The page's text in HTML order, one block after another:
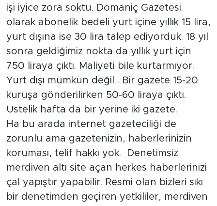
işi iyice zora soktu. Domaniç Gazetesi
olarak abonelik bedeli yurt içine yıllık 15 lira,
yurt dışına ise 30 lira talep ediyorduk. 18 yıl
sonra geldiğimiz nokta da yıllık yurt için
750 liraya çıktı. Maliyeti bile kurtarmıyor.
Yurt dışı mümkün değil . Bir gazete 15-20
kuruşa gönderilirken 50-60 liraya çıktı.
Üstelik hafta da bir yerine iki gazete.
Ha bu arada internet gazeteciliği de
zorunlu ama gazetenizin, haberlerinizin
koruması, telif hakkı yok. Denetimsiz
merdiven altı site açan herkes haberlerinizi
çal yapıştır yapabilir. Resmi olan bizleri sıkı
bir denetimden geçiren yetkililer, merdiven